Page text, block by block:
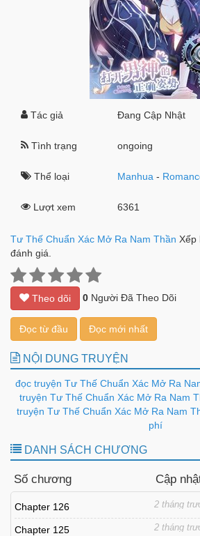
Tác giả Đang Cập Nhật
Tình trạng ongoing
Thể loại Manhua -
Lượt xem 6361
Tư Thế Chuẩn Xác Mở Ra Nam Thần Xếp
đánh giá.
Theo dõi 0 Người Đã Theo Dõi
Đọc từ đầu Đọc mới nhất
NỘI DUNG TRUYỆN
đọc truyện Tư Thế Chuẩn Xác Mở Ra
truyện Tư Thế Chuẩn Xác Mở Ra Nam
truyện Tư Thế Chuẩn Xác Mở Ra Nam
phí
DANH SÁCH CHƯƠNG
Số chương Cập
Chapter 126 2 tháng
Chapter 125 2 tháng